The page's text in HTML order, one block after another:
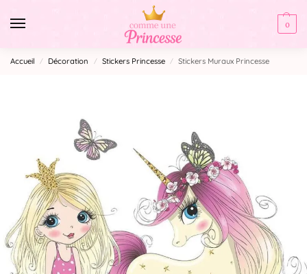
0
Accueil / Décoration / Stickers Princesse / Stickers Muraux Princesse